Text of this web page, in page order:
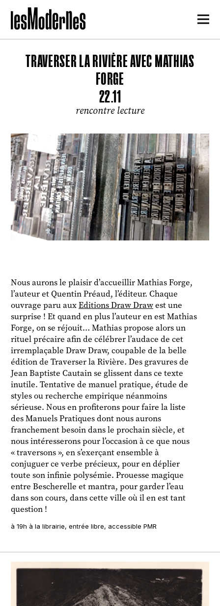
TRAVERSER LA RIVIÈRE AVEC MATHIAS
FORGE
22.11
rencontre lecture
Nous aurons le plaisir d’accueillir Mathias Forge,
l’auteur et Quentin Préaud, l’éditeur. Chaque
ouvrage paru auxEditions Draw Drawest une
surprise ! Et quand en plus l’auteur en est Mathias
Forge, on se réjouit… Mathias propose alors un
rituel précaire afin de célébrer l’audace de cet
irremplaçable Draw Draw, coupable de la belle
édition de Traverser la Rivière. Des gravures de
Jean Baptiste Cautain se glissent dans ce texte
inutile. Tentative de manuel pratique, étude de
styles ou recherche empirique néanmoins
sérieuse. Nous en profiterons pour faire la liste
des Manuels Pratiques dont nous aurons
franchement besoin dans le prochain siècle, et
nous intéresserons pour l’occasion à ce que nous
« traversons », en s’exerçant ensemble à
conjuguer ce verbe précieux, pour en déplier
toute son infinie polysémie. Prouesse magique
entre Bescherelle et mantra, pour garder l’eau
dans son cours, dans cette ville où il en est tant
question !
à 19h à la librairie, entrée libre, accessible PMR